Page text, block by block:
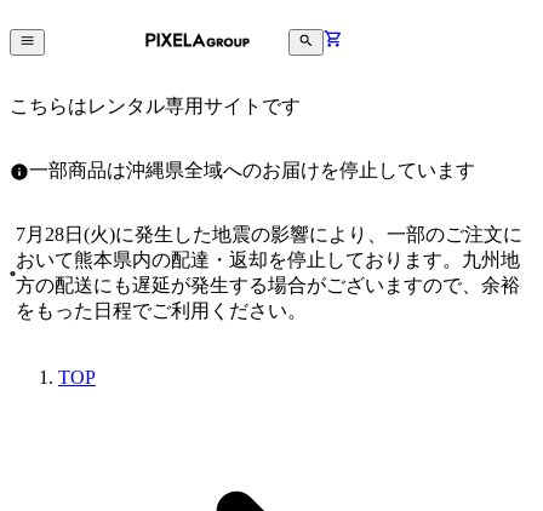
こちらはレンタル専用サイトです
一部商品は沖縄県全域へのお届けを停止しています
7月28日(火)に発生した地震の影響により、一部のご注文に
おいて熊本県内の配達・返却を停止しております。九州地
方の配送にも遅延が発生する場合がございますので、余裕
をもった日程でご利用ください。
TOP